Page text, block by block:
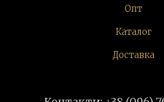
Опт
Каталог
Доставка